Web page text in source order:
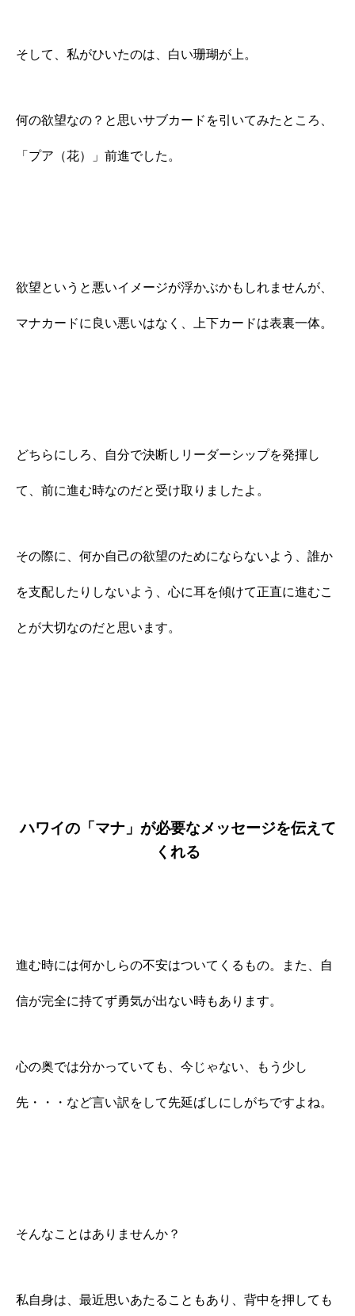
そして、私がひいたのは、白い珊瑚が上。
何の欲望なの？と思いサブカードを引いてみたところ、
「プア（花）」前進でした。
欲望というと悪いイメージが浮かぶかもしれませんが、
マナカードに良い悪いはなく、上下カードは表裏一体。
どちらにしろ、自分で決断しリーダーシップを発揮し
て、前に進む時なのだと受け取りましたよ。
その際に、何か自己の欲望のためにならないよう、誰か
を支配したりしないよう、心に耳を傾けて正直に進むこ
とが大切なのだと思います。
ハワイの「マナ」が必要なメッセージを伝えて
くれる
進む時には何かしらの不安はついてくるもの。また、自
信が完全に持てず勇気が出ない時もあります。
心の奥では分かっていても、今じゃない、もう少し
先・・・など言い訳をして先延ばしにしがちですよね。
そんなことはありませんか？
私自身は、最近思いあたることもあり、背中を押しても